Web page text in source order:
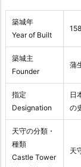
築城年
Year of Built
築城主
Founder
蒲
指定
Designation
日
の
天守の分類・
種類
Castle Tower
天